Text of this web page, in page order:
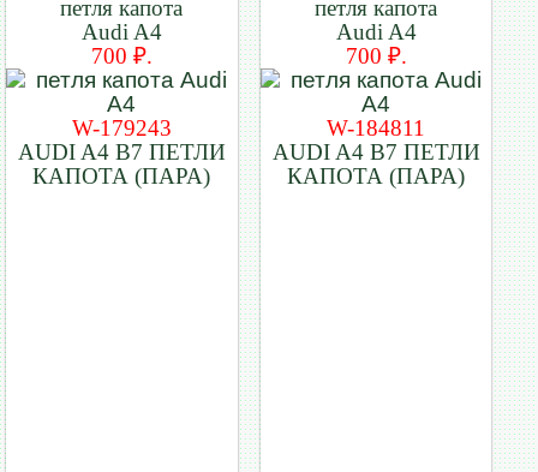
петля капота
Audi A4
700 ₽.
W-179243
AUDI A4 B7 ПЕТЛИ
КАПОТА (ПАРА)
петля капота
Audi A4
700 ₽.
W-184811
AUDI A4 B7 ПЕТЛИ
КАПОТА (ПАРА)